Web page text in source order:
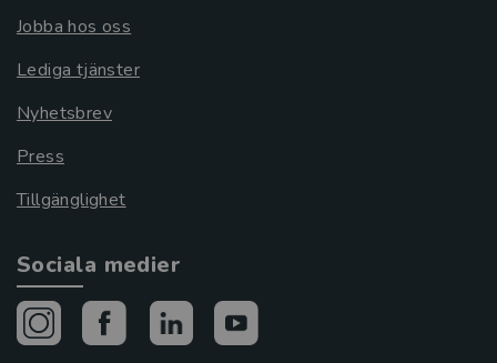
Jobba hos oss
Lediga tjänster
Nyhetsbrev
Press
Tillgänglighet
Sociala medier